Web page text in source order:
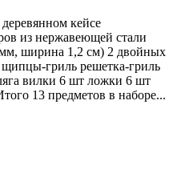
кейсе
из нержавеющей стали
ширина 1,2 см) 2 двойных
гриль решетка-гриль
вилки 6 шт ложки 6 шт
13 предметов в наборе...